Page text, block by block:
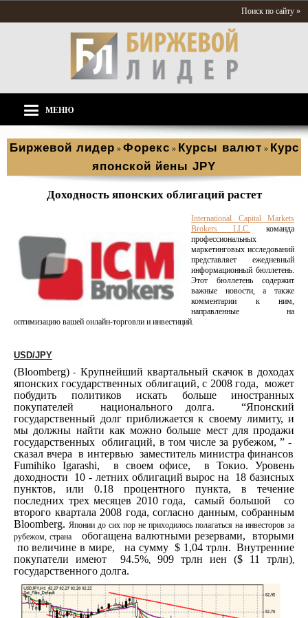
Поиск по сайту »
МЕНЮ
Биржевой лидер » Форекс » Курсы валют » Курс
японской йены JPY
Доходность японских облигаций растет
International Capital Markets
Brokers LLC. команда
профессиональных
маркетинговых исследований
представляет ежедневный
информационный бюллетень.
Этот бюллетень содержит
важные новости, а также
комментарии к ним,
направленные на
оптимизацию вашей онлайн-торговли и инвестиций.
USD/JPY
(Bloomberg) - Крупнейший квартальный скачок в доходах
японских государственных облигаций, с 2008 года, может
побудить политиков искать больше иностранных
покупателей
национального долга.
“Японский
государственный долг приближается к своему лимиту, и
мы должны найти как можно больше мест для продажи
государственных
облигаций, в том числе за рубежом, ” -
сказал вчера в интервью заместитель министра финансов
Fumihiko Igarashi, в своем офисе,
в Токио. Уровень
доходности
10 - летних облигаций вырос на
18 базисных
пунктов, или 0.18 процентного пункта, в течение
последних трех месяцев 2010 года,
самый большой
со
второго квартала 2008 года, согласно данным, собранным
Bloomberg. Японии до сих пор не приходилось полагаться на инвесторов за
рубежом, страна
обогащена валютными резервами,
вторыми
по величине в мире,
на сумму $ 1,04 трлн. Внутренние
покупатели имеют 94.5%, 909 трлн иен ($ 11 трлн),
государственного долга.